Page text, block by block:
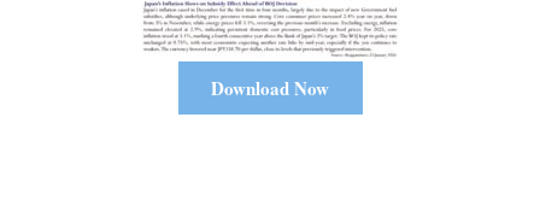
Download Now